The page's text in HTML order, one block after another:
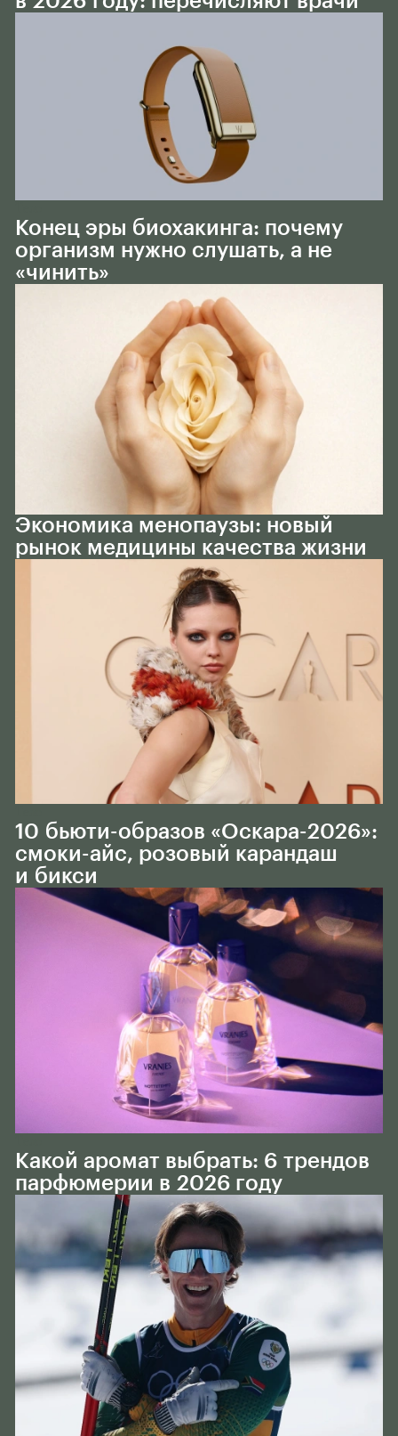
Конец эры биохакинга: почему
организм нужно слушать, а не
«чинить»
Экономика менопаузы: новый
рынок медицины качества жизни
10 бьюти-образов «Оскара-2026»:
смоки-айс, розовый карандаш
и бикси
Какой аромат выбрать: 6 трендов
парфюмерии в 2026 году